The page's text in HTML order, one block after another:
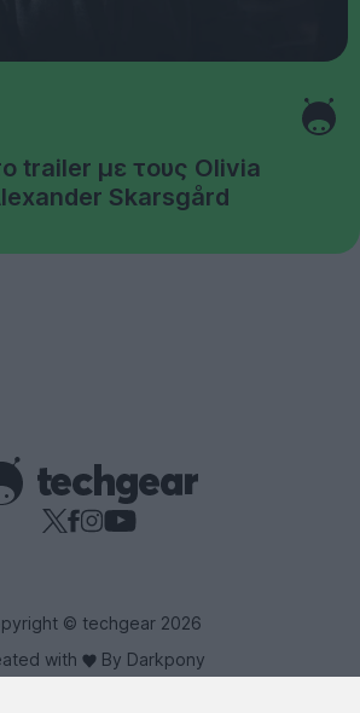
trailer με τους Olivia
Skarsgård
© techgear 2026
with
By Darkpony